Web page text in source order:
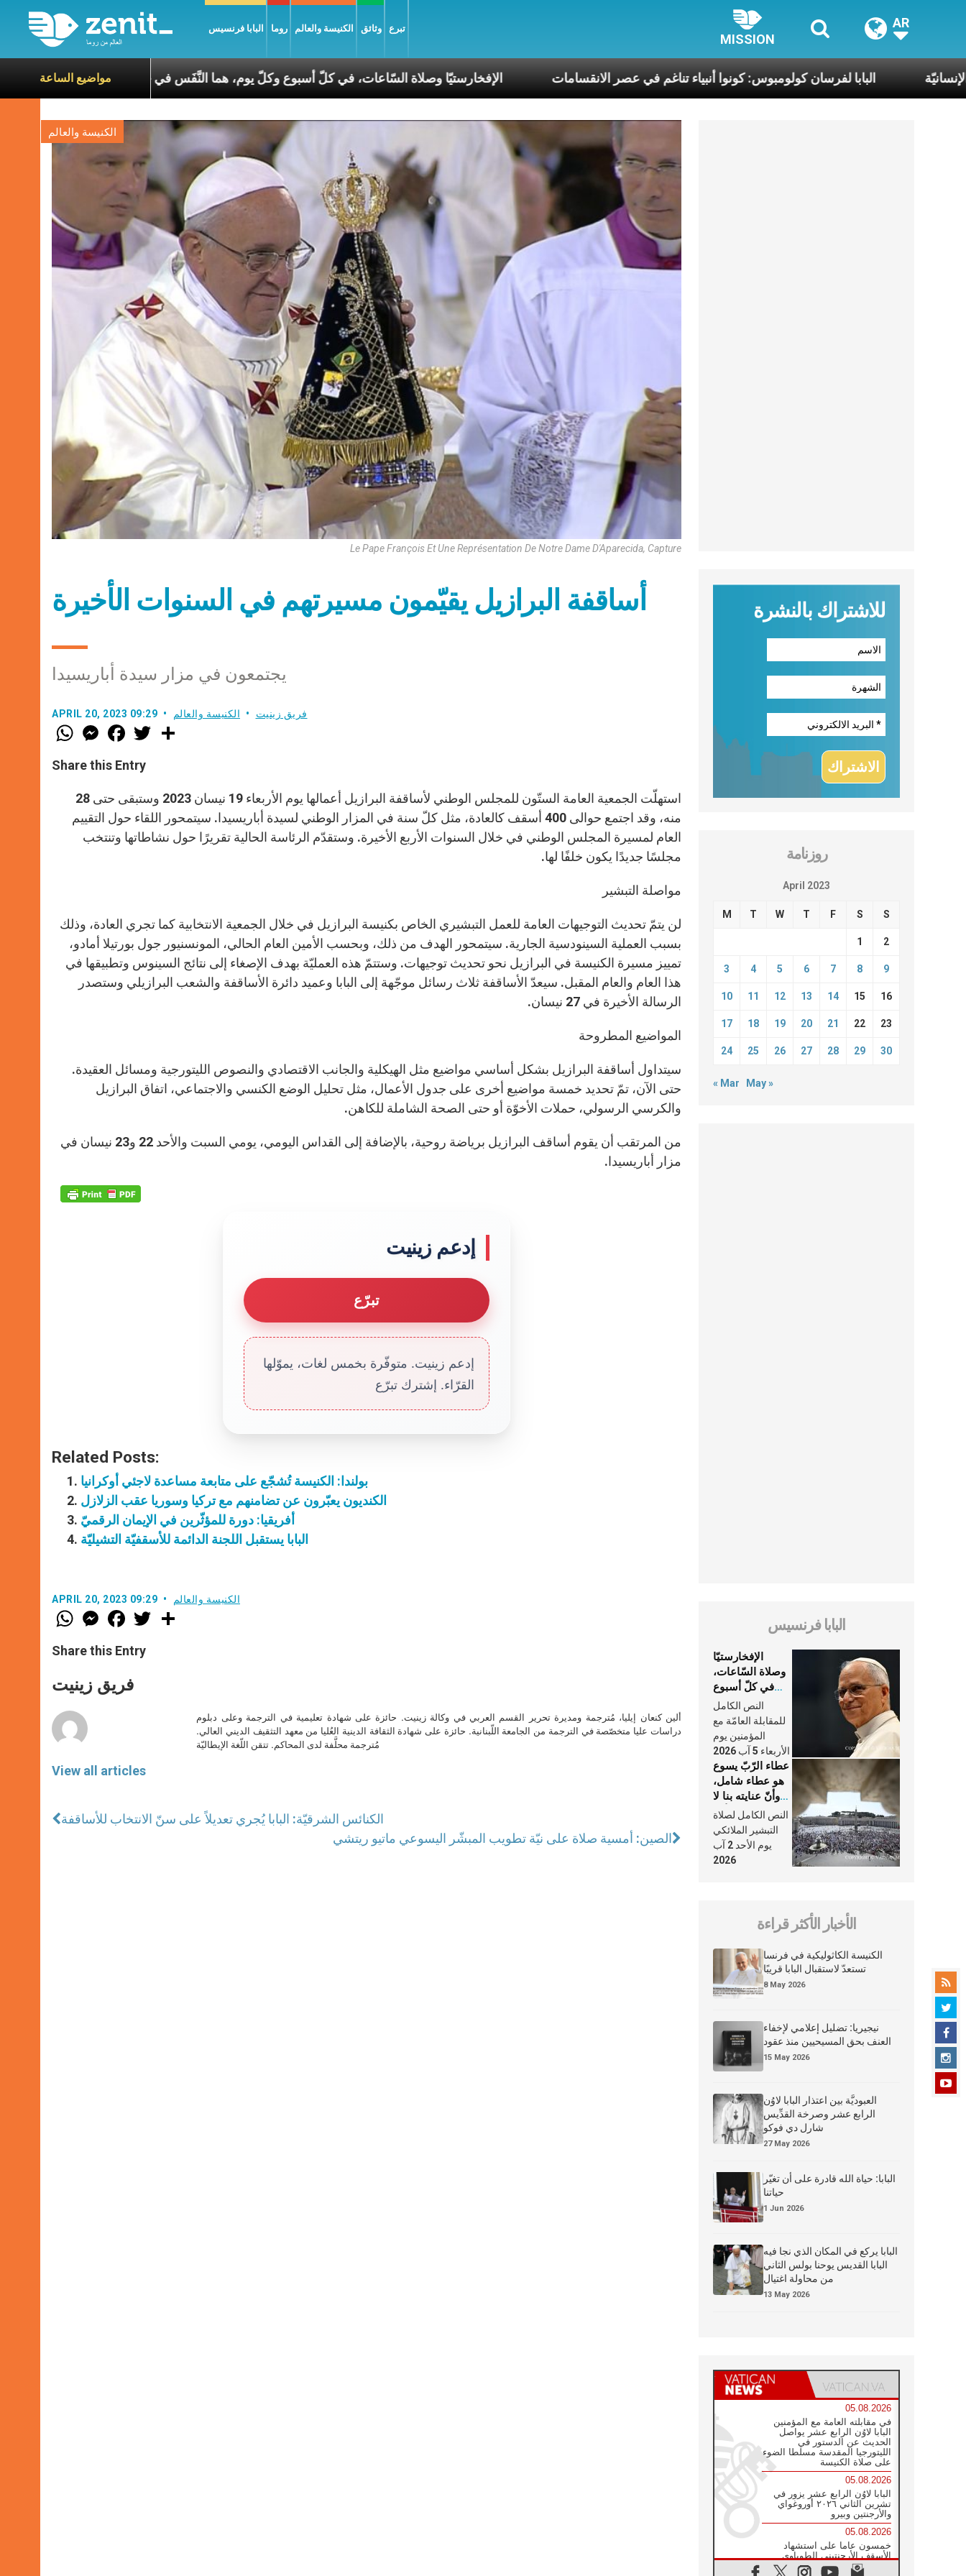
البابا فرنسيس روما الكنيسة والعالم وثائق تبرع
MISSION
AR
مواضيع الساعة
الإفخارستيّا وصلاة السّاعات، في كلّ أسبوع وكلّ يوم، هما النَّفَس في حياة الكنيسة البابا لفرسان كولومبوس: كونوا أنبياء تناغم في عصر الانقسامات والكرامة الإنسانيّة
الكنيسة والعالم
Le Pape François Et Une Représentation De Notre Dame D'Aparecida, Capture
أساقفة البرازيل يقيّمون مسيرتهم في السنوات الأخيرة
يجتمعون في مزار سيدة أباريسيدا
APRIL 20, 2023 09:29 فريق زينيت الكنيسة والعالم
W
h
t
s
p
p
M
e
s
e
g
e
r
F
a
e
b
o
k
w
r
Share this Entry
استهلّت الجمعية العامة الستّون للمجلس الوطني لأساقفة البرازيل أعمالها يوم الأربعاء 19 نيسان 2023 وستبقى حتى 28
منه، وقد اجتمع حوالى 400 أسقف كالعادة، مثل كلّ سنة في المزار الوطني لسيدة أباريسيدا. سيتمحور اللقاء حول التقييم
العام لمسيرة المجلس الوطني في خلال السنوات الأربع الأخيرة. وستقدّم الرئاسة الحالية تقريرًا حول نشاطاتها وتنتخب
مجلسًا جديدًا يكون خلفًا لها.
مواصلة التبشير
لن يتمّ تحديث التوجيهات العامة للعمل التبشيري الخاص بكنيسة البرازيل في خلال الجمعية الانتخابية كما تجري العادة، وذلك
بسبب العملية السينودسية الجارية. سيتمحور الهدف من ذلك، وبحسب الأمين العام الحالي، المونسنيور جول بورتيلا أمادو،
تمييز مسيرة الكنيسة في البرازيل نحو تحديث توجيهات. وستتمّ هذه العمليّة بهدف الإصغاء إلى نتائج السينوس وتطبيقها في
هذا العام والعام المقبل. سيعدّ الأساقفة ثلاث رسائل موجّهة إلى البابا وعميد دائرة الأساقفة والشعب البرازيلي وستصدر
الرسالة الأخيرة في 27 نيسان.
المواضيع المطروحة
سيتداول أساقفة البرازيل بشكل أساسي مواضيع مثل الهيكلية والجانب الاقتصادي والنصوص الليتورجية ومسائل العقيدة.
حتى الآن، تمّ تحديد خمسة مواضيع أخرى على جدول الأعمال، مثل تحليل الوضع الكنسي والاجتماعي، اتفاق البرازيل
والكرسي الرسولي، حملات الأخوّة أو حتى الصحة الشاملة للكاهن.
من المرتقب أن يقوم أساقف البرازيل برياضة روحية، بالإضافة إلى القداس اليومي، يومي السبت والأحد 22 و23 نيسان في
مزار أباريسيدا.
إدعم زينيت
تبرّع
إدعم زينيت. متوفّرة بخمس لغات، يموّلها
القرّاء. إشترك تبرّع
Related Posts:
بولندا: الكنيسة تُشجّع على متابعة مساعدة لاجئي أوكرانيا
الكنديون يعبّرون عن تضامنهم مع تركيا وسوريا عقب الزلازل
أفريقيا: دورة للمؤثّرين في الإيمان الرقميّ
البابا يستقبل اللجنة الدائمة للأسقفيّة التشيليّة
APRIL 20, 2023 09:29 الكنيسة والعالم
W
h
t
s
p
p
M
e
s
e
g
e
F
a
e
b
o
k
w
Share this Entry
فريق زينيت
View all articles
ألين كنعان إيليا، مُترجمة ومديرة تحرير القسم العربي في وكالة زينيت. حائزة على شهادة تعليمية في الترجمة وعلى دبلوم
دراسات عليا متخصّصة في الترجمة من الجامعة اللّبنانية. حائزة على شهادة الثقافة الدينية العُليا من معهد التثقيف الديني العالي.
مُترجمة محلَّفة لدى المحاكم. تتقن اللّغة الإيطاليّة
الكنائس الشرقيّة: البابا يُجري تعديلاً على سنّ الانتخاب للأساقفة
الصين: أمسية صلاة على نيّة تطويب المبشّر اليسوعي ماتيو ريتشي
للاشتراك بالنشرة
روزنامة
April 2023
M T W T F S S
1 2
3 4 5 6 7 8 9
10 11 12 13 14 15 16
17 18 19 20 21 22 23
24 25 26 27 28 29 30
« Mar May »
البابا فرنسيس
الإفخارستيّا
وصلاة السّاعات،
في كلّ أسبوع
وكلّ يوم، هما
النَّفَس في حياة
الكنيسة
النص الكامل
للمقابلة العامّة مع
المؤمنين يوم
الأربعاء 5 آب 2026
عطاء الرّبّ يسوع
هو عطاء شامل،
وأنّ عنايته بنا لا
تغيب عنّا أبدًا
النص الكامل لصلاة
التبشير الملائكي
يوم الأحد 2 آب
2026
الأخبار الأكثر قراءة
الكنيسة الكاثوليكية في فرنسا
تستعدّ لاستقبال البابا قريبًا
8 May 2026
نيجيريا: تضليل إعلامي لإخفاء
العنف بحق المسيحيين منذ عقود
15 May 2026
العبوديَّة بين اعتذار البابا لاوُن
الرابع عشر وصرخة القدِّيس
شارل دي فوكو
27 May 2026
البابا: حياة الله قادرة على أن تغيّر
حياتنا
1 Jun 2026
البابا يركع في المكان الذي نجا فيه
البابا القديس يوحنا بولس الثاني
من محاولة اغتيال
13 May 2026
05.08.2026
في مقابلته العامة مع المؤمنين
البابا لاوُن الرابع عشر يواصل
الحديث عن الدستور في
الليتورجيا المقدسة مسلطا الضوء
على صلاة الكنيسة
05.08.2026
البابا لاوُن الرابع عشر يزور في
تشرين الثاني ٢٠٢٦ أوروغواي
والأرجنتين وبيرو
05.08.2026
خمسون عاما على استشهاد
الأسقف الأرجنتيني الطوباوي
إنريكي أنجيليلي